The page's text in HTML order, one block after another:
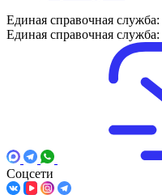
Единая справочная служба:
Единая справочная служба:
Соцсети